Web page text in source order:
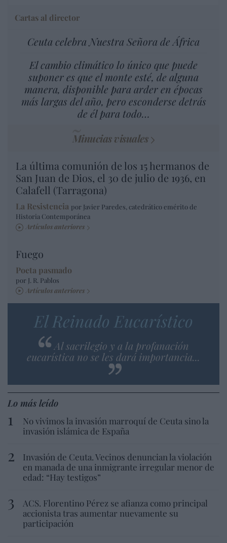
Cartas al director
Ceuta celebra Nuestra Señora de África
El cambio climático lo único que puede
suponer es que el monte esté, de alguna
manera, disponible para arder en épocas
más largas del año, pero esconderse detrás
de él para todo…
Minucias visuales
La última comunión de los 15 hermanos de
San Juan de Dios, el 30 de julio de 1936, en
Calafell (Tarragona)
La Resistencia por Javier Paredes, catedrático emérito de
Historia Contemporánea
Artículos anteriores
Fuego
Poeta pasmado
por J. R. Pablos
Artículos anteriores
El Reinado Eucarístico
Al sacrilegio y a la profanación
eucarística no se les dará importancia...
Lo más leído
No vivimos la invasión marroquí de Ceuta sino la
invasión islámica de España
Invasión de Ceuta. Vecinos denuncian la violación
en manada de una inmigrante irregular menor de
edad: “Hay testigos”
ACS. Florentino Pérez se afianza como principal
accionista tras aumentar nuevamente su
participación